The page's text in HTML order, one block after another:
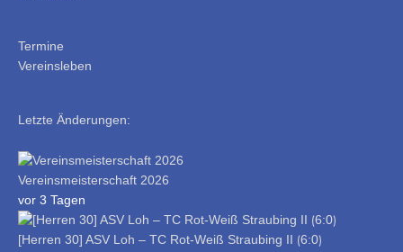
Termine
Vereinsleben
Letzte Änderungen:
Vereinsmeisterschaft 2026
vor 3 Tagen
[Herren 30] ASV Loh – TC Rot-Weiß Straubing II ⟮6:0⟯